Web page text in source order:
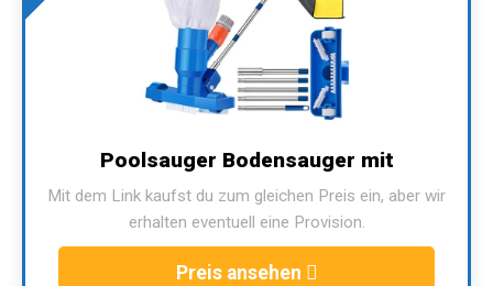
Poolsauger Bodensauger mit
Mit dem Link kaufst du zum gleichen Preis ein, aber wir
erhalten eventuell eine Provision.
Preis ansehen